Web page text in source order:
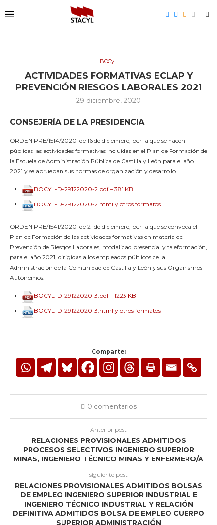
BOCyL
ACTIVIDADES FORMATIVAS ECLAP Y
PREVENCIÓN RIESGOS LABORALES 2021
29 diciembre, 2020
CONSEJERÍA DE LA PRESIDENCIA
ORDEN PRE/1514/2020, de 16 de diciembre, por la que se hacen
públicas las actividades formativas incluidas en el Plan de Formación de
la Escuela de Administración Pública de Castilla y León para el año
2021 y se aprueban sus normas de organización y desarrollo.
BOCYL-D-29122020-2.pdf – 381 KB
BOCYL-D-29122020-2.html y otros formatos
ORDEN PRE/1541/2020, de 21 de diciembre, por la que se convoca el
Plan de Formación de las actividades formativas en materia de
Prevención de Riesgos Laborales, modalidad presencial y teleformación,
para el año 2021, dirigidas a los empleados públicos de la
Administración de la Comunidad de Castilla y León y sus Organismos
Autónomos.
BOCYL-D-29122020-3.pdf – 1223 KB
BOCYL-D-29122020-3.html y otros formatos
Comparte:
0 comentarios
Anterior post
RELACIONES PROVISIONALES ADMITIDOS
PROCESOS SELECTIVOS INGENIERO SUPERIOR
MINAS, INGENIERO TÉCNICO MINAS Y ENFERMERO/A
siguiente post
RELACIONES PROVISIONALES ADMITIDOS BOLSAS
DE EMPLEO INGENIERO SUPERIOR INDUSTRIAL E
INGENIERO TÉCNICO INDUSTRIAL Y RELACIÓN
DEFINITIVA ADMITIDOS BOLSA DE EMPLEO CUERPO
SUPERIOR ADMINISTRACIÓN